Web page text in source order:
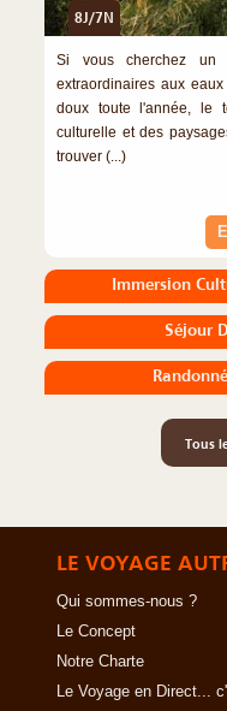
8J/7N
Si vous cherchez
extraordinaires aux
doux toute l'année, le
culturelle et des
trouver (...)
Immersion
Séjour
Tous
LE VOYAGE
Qui sommes-nous ?
Le Concept
Notre Charte
Le Voyage en Direct...